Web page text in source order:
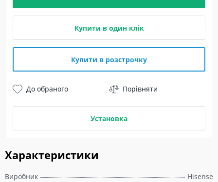
Характеристики
Виробник
Hisense
Купити в один клік
Купити в розстрочку
До обраного Порівняти
Установка